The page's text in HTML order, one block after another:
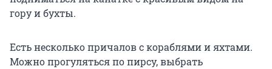
гору и бухты.
Есть несколько причалов с кораблями и яхтами.
Можно прогуляться по пирсу, выбрать